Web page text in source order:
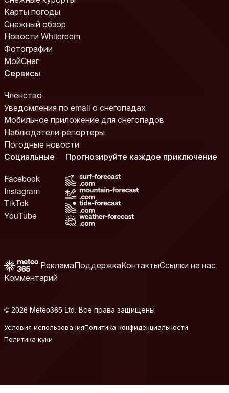
Карты погоды
Снежный обзор
Новости Whiteroom
Фотографии
МойСнег
Сервисы
Членство
Уведомления по email о снегопадах
Мобильное приложение для снегопадов
Наблюдатели-репортеры
Погодные новости
Социальные
Facebook
Instagram
TikTok
YouTube
Прогнозируйте каждое приключение
РекламаПоддержкаКонтактыСсылки на нас
Комментарий
© 2026 Meteo365 Ltd. Все права защищены
Условия использованияПолитика конфиденциальности
Политика куки